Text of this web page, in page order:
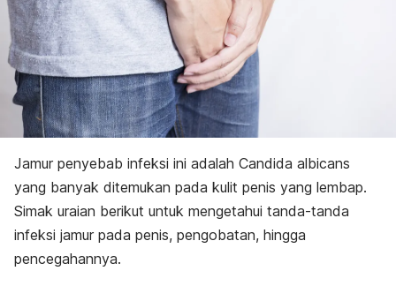
Jamur penyebab infeksi ini adalah Candida albicans
yang banyak ditemukan pada kulit penis yang lembap.
Simak uraian berikut untuk mengetahui tanda-tanda
infeksi jamur pada penis, pengobatan, hingga
pencegahannya.